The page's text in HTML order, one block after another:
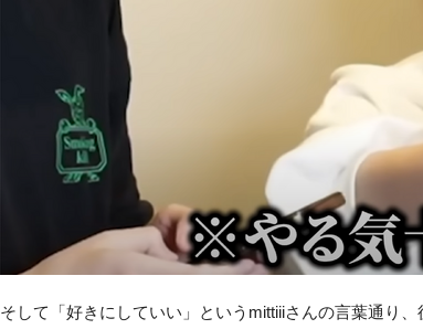
そして「好きにしていい」というmittiiiさんの言葉通り